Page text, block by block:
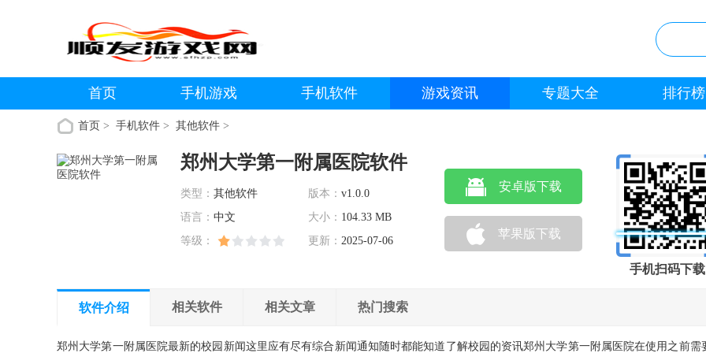
首页 手机游戏 手机软件 游戏资讯 专题大全 排行榜
首页 > 手机软件 > 其他软件 >
郑州大学第一附属医院软件
类型： 其他软件 版本： v1.0.0
语言： 中文 大小： 104.33 MB
等级：
更新： 2025-07-06
安卓版下载
苹果版下载
手机扫码下载
软件介绍 相关软件 相关文章 热门搜索
郑州大学第一附属医院最新的校园新闻这里应有尽有综合新闻通知随时都能知道了解校园的资讯郑州大学第一附属医院在使用之前需